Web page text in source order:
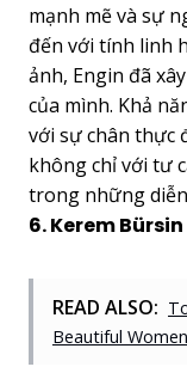
mạnh mẽ và sự
đến với tính linh
ảnh, Engin đã
của mình. Khả
với sự chân thực
không chỉ với tư
trong những
6. Kerem Bürsin
READ ALSO:
Beautiful